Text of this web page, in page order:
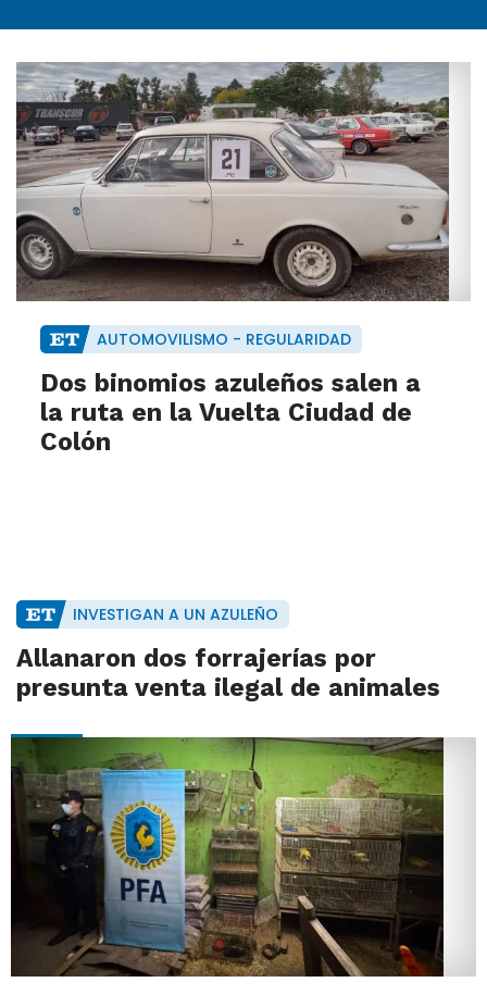
AUTOMOVILISMO - REGULARIDAD
Dos binomios azuleños salen a
la ruta en la Vuelta Ciudad de
Colón
INVESTIGAN A UN AZULEÑO
Allanaron dos forrajerías por
presunta venta ilegal de animales